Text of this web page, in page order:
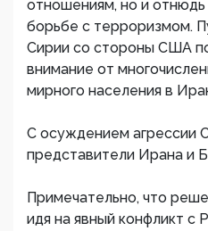
отношениям, но и
борьбе с терроризмом.
Сирии со стороны США
внимание от
мирного населения в
С осуждением агрессии
представители Ирана и
Примечательно, что
идя на явный конфликт с